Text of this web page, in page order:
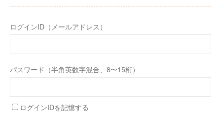
ログインID（メールアドレス）
パスワード（半角英数字混合、8〜15桁）
ログインIDを記憶する